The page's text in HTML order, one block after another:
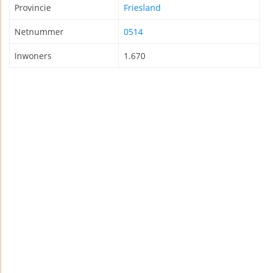
Provincie Friesland
Netnummer 0514
Inwoners 1.670